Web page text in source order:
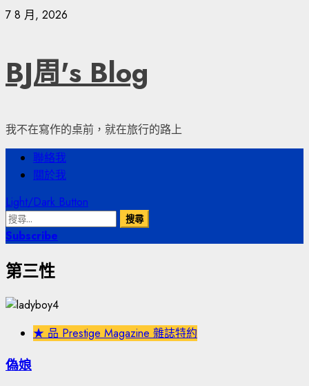
Skip
7 8 月, 2026
BJ周's Blog
我不在寫作的桌前，就在旅行的路上
Primary
Menu
聯絡我
關於我
Light/Dark Button
搜
尋
鍵
Subscribe
第三性
★ 品 Prestige Magazine 雜誌特約
偽娘